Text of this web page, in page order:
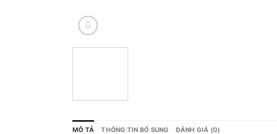
MÔ TẢ THÔNG TIN BỔ SUNG ĐÁNH GIÁ (0)